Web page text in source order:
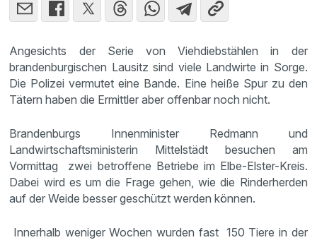
Angesichts der Serie von Viehdiebstählen in der
brandenburgischen Lausitz sind viele Landwirte in Sorge.
Die Polizei vermutet eine Bande. Eine heiße Spur zu den
Tätern haben die Ermittler aber offenbar noch nicht.
Brandenburgs Innenminister Redmann und
Landwirtschaftsministerin Mittelstädt besuchen am
Vormittag zwei betroffene Betriebe im Elbe-Elster-Kreis.
Dabei wird es um die Frage gehen, wie die Rinderherden
auf der Weide besser geschützt werden können.
Innerhalb weniger Wochen wurden fast 150 Tiere in der